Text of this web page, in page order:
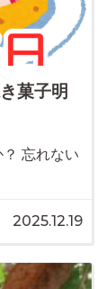
菓子明
忘れない
2025.12.19